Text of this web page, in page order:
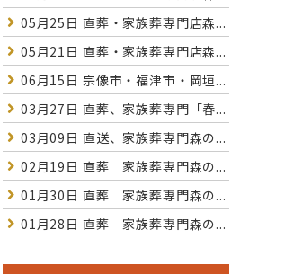
05月25日 直葬・家族葬専門店森...
05月21日 直葬・家族葬専門店森...
06月15日 宗像市・福津市・岡垣...
03月27日 直葬、家族葬専門「春...
03月09日 直送、家族葬専門森の...
02月19日 直葬 家族葬専門森の...
01月30日 直葬 家族葬専門森の...
01月28日 直葬 家族葬専門森の...